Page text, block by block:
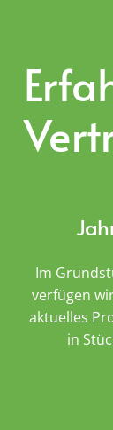
Im
verfügen
aktuelles
in